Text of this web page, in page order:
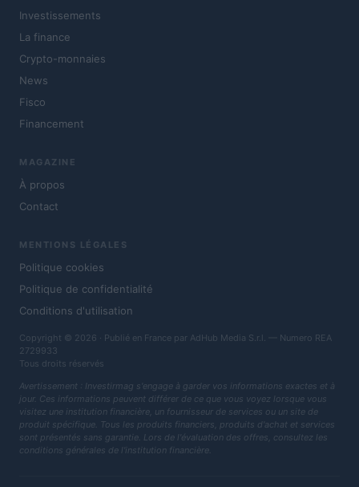
Investissements
La finance
Crypto-monnaies
News
Fisco
Financement
MAGAZINE
À propos
Contact
MENTIONS LÉGALES
Politique cookies
Politique de confidentialité
Conditions d'utilisation
Copyright © 2026 · Publié en France par AdHub Media S.r.l. — Numero REA
2729933
Tous droits réservés
Avertissement : Investirmag s'engage à garder vos informations exactes et à
jour. Ces informations peuvent différer de ce que vous voyez lorsque vous
visitez une institution financière, un fournisseur de services ou un site de
produit spécifique. Tous les produits financiers, produits d'achat et services
sont présentés sans garantie. Lors de l'évaluation des offres, consultez les
conditions générales de l'institution financière.